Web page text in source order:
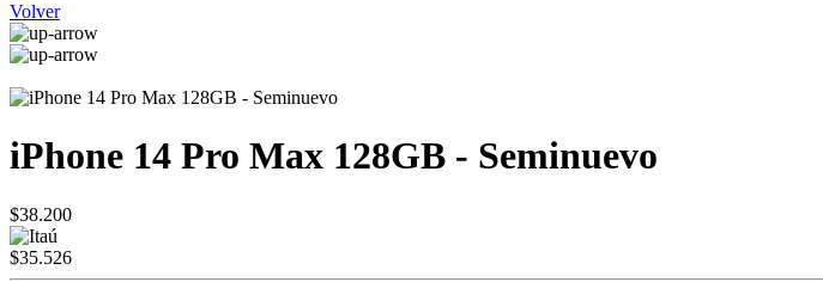
Volver
iPhone 14 Pro Max 128GB - Seminuevo
$38.200
$35.526